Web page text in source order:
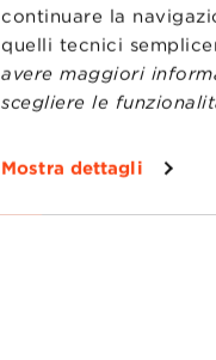
continuare la
quelli tecnici
avere maggiori
scegliere le
Mostra dettagli
PRIVACY